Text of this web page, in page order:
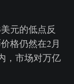
元的低点反
格仍然在2月
，市场对万亿